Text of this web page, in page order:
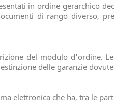
in ordine gerarchico
di rango diverso,
del modulo d'ordine.
delle garanzie
elettronica che ha, tra le